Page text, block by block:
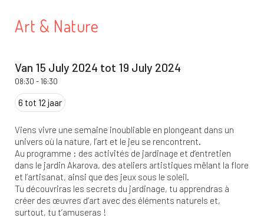
Art & Nature
Van 15 July 2024 tot 19 July 2024
08:30 -16:30
6 tot 12 jaar
Viens vivre une semaine inoubliable en plongeant dans un
univers où la nature, l’art et le jeu se rencontrent.
Au programme : des activités de jardinage et d’entretien
dans le jardin Akarova, des ateliers artistiques mêlant la flore
et l’artisanat, ainsi que des jeux sous le soleil.
Tu découvriras les secrets du jardinage, tu apprendras à
créer des œuvres d’art avec des éléments naturels et,
surtout, tu t’amuseras !